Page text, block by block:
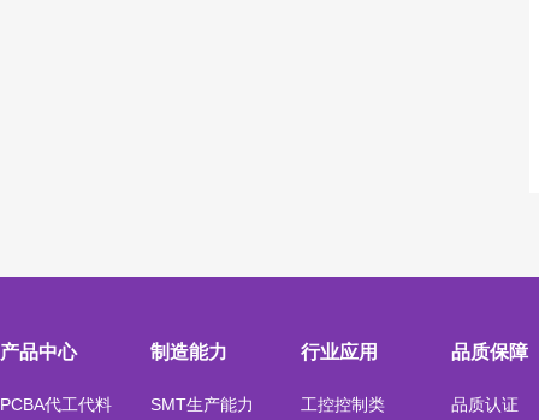
产品中心
PCBA代工代料
制造能力
SMT生产能力
行业应用
工控控制类
品质保障
品质认证